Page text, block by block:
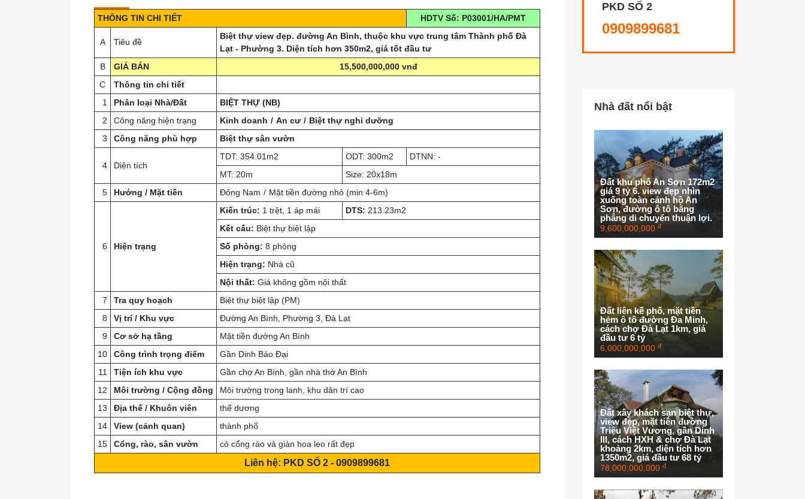
THÔNG TIN CHI TIẾT HDTV Số: P03001/HA/PMT
A Tiêu đề
Biệt thự view đẹp. đường An Bình, thuộc khu vực trung tâm Thành phố Đà
Lạt - Phường 3. Diện tích hơn 350m2, giá tốt đầu tư
B
GIÁ BÁN
15,500,000,000 vnđ
C
Thông tin chi tiết
1
Phân loại Nhà/Đất
BIỆT THỰ (NB)
2
Công năng hiện trạng Kinh doanh An cư
Biệt thự nghỉ dưỡng
3
Công năng phù hợp Biệt thự sân vườn
4 Diện tích
TDT: 354.01m2 ODT: 300m2
DTNN: -
MT: 20m
Size: 20x18m
5
Hướng / Mặt tiền Đông Nam Mặt tiền đường nhỏ (min 4-6m)
6 Hiện trạng
Kiến trúc: 1 trệt, 1 áp mái DTS: 213.23m2
Kết cấu: Biệt thự biệt lập
Số phòng: 8 phòng
Hiện trạng: Nhà cũ
Nội thất: Giá không gồm nội thất
7
Tra quy hoạch
Biệt thự biệt lập (PM)
8
Vị trí / Khu vực
Đường An Bình, Phường 3, Đà Lạt
9
Cơ sở hạ tầng
Mặt tiền đường An Bình
10
Công trình trọng điểm
Gần Dinh Bảo Đại
11
Tiện ích khu vực
Gần chợ An Bình, gần nhà thờ An Bình
12
Môi trường / Cộng đồng
Môi trường trong lanh, khu dân trí cao
13
Địa thế / Khuôn viên
thế dương
14
View (cảnh quan)
thành phố
15
Cổng, rào, sân vườn có cổng rào và giàn hoa leo rất đẹp
Liên hệ: PKD SỐ 2 - 0909899681
PKD SỐ 2
0909899681
Nhà đất nổi bật
Đất khu phố An Sơn 172m2
giá 9 tỷ 6. view đẹp nhìn
xuống toàn cảnh hồ An
Sơn, đường ô tô bằng
phẳng di chuyển thuận lợi.
9,600,000,000 đ
Đất liên kế phố, mặt tiền
hẻm ô tô đường Đa Minh,
cách chợ Đà Lạt 1km, giá
đầu tư 6 tỷ
6,000,000,000 đ
Đất xây khách sạn biệt thự,
view đẹp, mặt tiền đường
Triệu Việt Vương, gần Dinh
III, cách HXH & chợ Đà Lạt
khoảng 2km, diện tích hơn
1350m2, giá đầu tư 68 tỷ
78,000,000,000 đ